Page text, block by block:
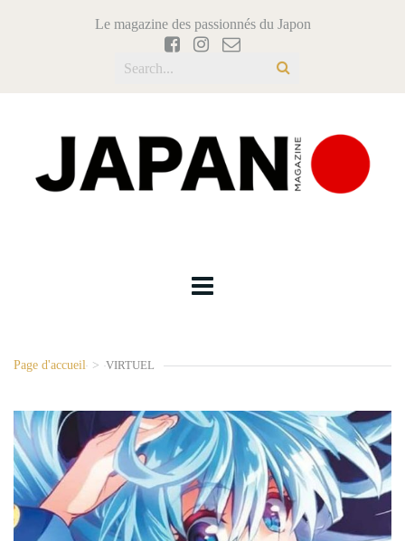
Le magazine des passionnés du Japon
Page d'accueil > VIRTUEL